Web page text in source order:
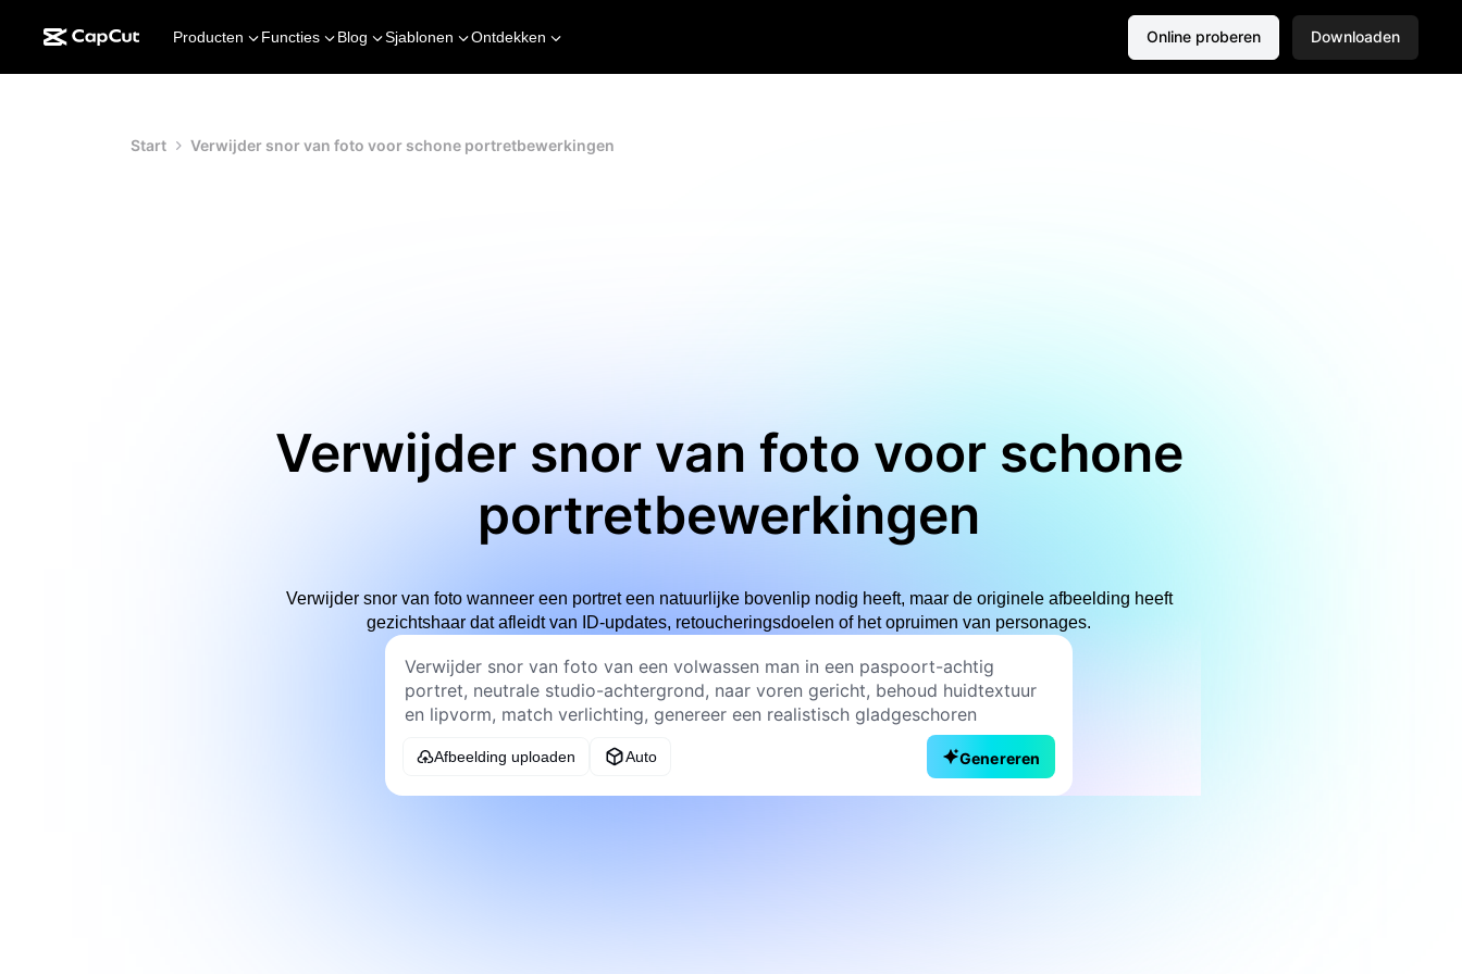
Producten Functies Blog Sjablonen Ontdekken Online proberen Downloaden
Start Verwijder snor van foto voor schone portretbewerkingen
Verwijder snor van foto voor schone
portretbewerkingen
Verwijder snor van foto wanneer een portret een natuurlijke bovenlip nodig heeft, maar de originele afbeelding heeft
gezichtshaar dat afleidt van ID-updates, retoucheringsdoelen of het opruimen van personages.
Afbeelding uploaden Auto Genereren